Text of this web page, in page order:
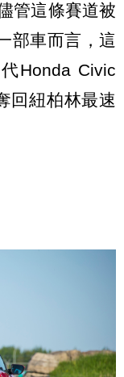
管這條賽道被
部車而言，這
Honda Civic
回紐柏林最速